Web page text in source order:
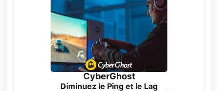
CyberGhost
Diminuez le Ping et le Lag